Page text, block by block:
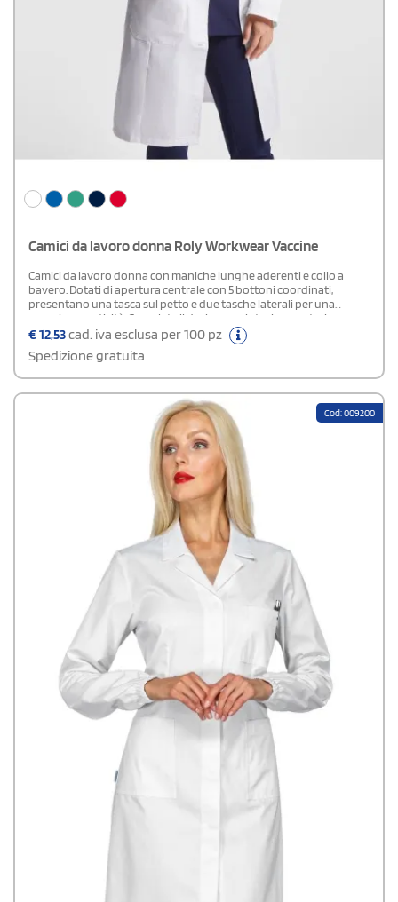
Camici da lavoro donna Roly Workwear Vaccine
Camici da lavoro donna con maniche lunghe aderenti e collo a
bavero. Dotati di apertura centrale con 5 bottoni coordinati,
presentano una tasca sul petto e due tasche laterali per una
maggiore praticità. Completa il design un cinturino posteriore per
una vestibilità confortevole e aderente.Composizione: 65%
Poliestere - 35% CotoneSpecifiche: Etichetta Removibile
€12,53cad. iva esclusa per 100 pz
Spedizione gratuita
Cod: 009200